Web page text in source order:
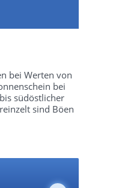
bei Werten von
bei
südöstlicher
sind Böen